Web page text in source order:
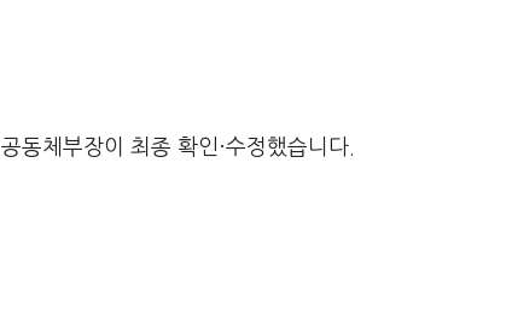
동체부장이 최종 확인·수정했습니다.